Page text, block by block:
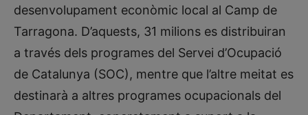
desenvolupament econòmic local al Camp de
Tarragona. D’aquests, 31 milions es distribuiran
a través dels programes del Servei d’Ocupació
de Catalunya (SOC), mentre que l’altre meitat es
destinarà a altres programes ocupacionals del